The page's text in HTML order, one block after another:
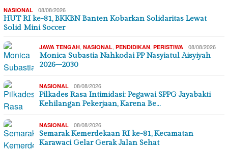
NASIONAL 08/08/2026
HUT RI ke-81, BKKBN Banten Kobarkan Solidaritas Lewat
Solid Mini Soccer
JAWA TENGAH NASIONAL PENDIDIKAN PERISTIWA 08/08/2026
Monica Subastia Nahkodai PP Nasyiatul Aisyiyah
2026–2030
NASIONAL 08/08/2026
Pilkades Rasa Intimidasi: Pegawai SPPG Jayabakti
Kehilangan Pekerjaan, Karena Be…
NASIONAL 08/08/2026
Semarak Kemerdekaan RI ke-81, Kecamatan
Karawaci Gelar Gerak Jalan Sehat